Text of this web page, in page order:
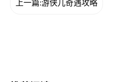
上一篇:游侠儿奇遇攻略